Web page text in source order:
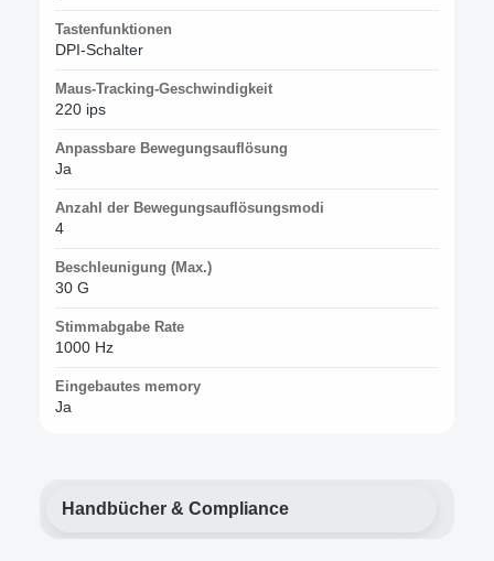
Tastenfunktionen
DPI-Schalter
Maus-Tracking-Geschwindigkeit
220 ips
Anpassbare Bewegungsauflösung
Ja
Anzahl der Bewegungsauflösungsmodi
4
Beschleunigung (Max.)
30 G
Stimmabgabe Rate
1000 Hz
Eingebautes memory
Ja
Handbücher & Compliance